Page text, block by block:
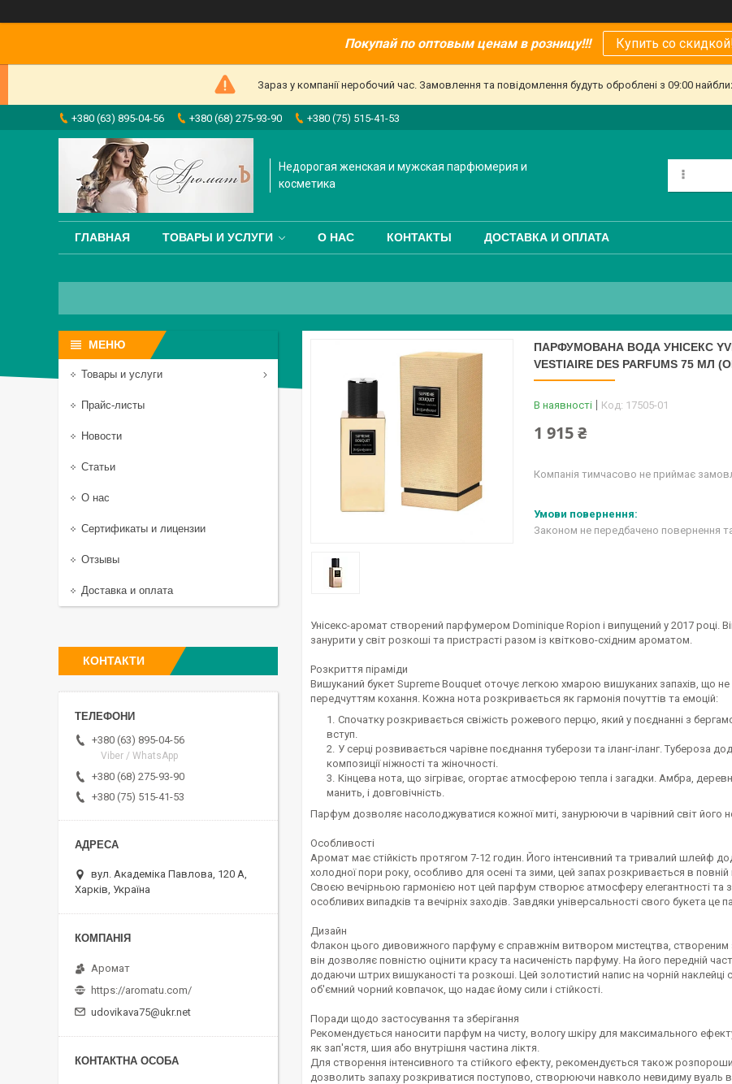
Покупай по оптовым ценам в розницу!!! Купить со
Зараз у компанії неробочий час. Замовлення та повідомлення будуть оброблені з 09:00
+380 (63) 895-04-56 +380 (68) 275-93-90 +380 (75) 515-41-53
Недорогая женская и мужская парфюмерия и
косметика
ГЛАВНАЯ ТОВАРЫ И УСЛУГИ О НАС КОНТАКТЫ ДОСТАВКА И ОПЛАТА
ПАРФУМОВАНА ВОДА УНІСЕКС
VESTIAIRE DES PARFUMS 75 МЛ
В наявності Код: 17505-01
1 915 ₴
Компанія тимчасово не приймає
Законом не передбачено повернення
Унісекс-аромат створений парфумером Dominique Ropion і випущений у 2017 році.
занурити у світ розкоші та пристрасті разом із квітково-східним ароматом.
Розкриття піраміди
Вишуканий букет Supreme Bouquet оточує легкою хмарою вишуканих запахів, що
передчуттям кохання. Кожна нота розкривається як гармонія почуттів та емоцій:
Спочатку розкривається свіжість рожевого перцю, який у поєднанні з
вступ.
У серці розвивається чарівне поєднання туберози та іланг-іланг. Тубероза
композиції ніжності та жіночності.
Кінцева нота, що зігріває, огортає атмосферою тепла і загадки. Амбра,
манить, і довговічність.
Парфум дозволяє насолоджуватися кожної миті, занурюючи в чарівний світ його
Особливості
Аромат має стійкість протягом 7-12 годин. Його інтенсивний та тривалий шлейф
холодної пори року, особливо для осені та зими, цей запах розкривається в
Своєю вечірньою гармонією нот цей парфум створює атмосферу елегантності та
особливих випадків та вечірніх заходів. Завдяки універсальності свого букета це
Дизайн
Флакон цього дивовижного парфуму є справжнім витвором мистецтва, створеним
він дозволяє повністю оцінити красу та насиченість парфуму. На його передній
додаючи штрих вишуканості та розкоші. Цей золотистий напис на чорній
об'ємний чорний ковпачок, що надає йому сили і стійкості.
Поради щодо застосування та зберігання
Рекомендується наносити парфум на чисту, вологу шкіру для максимального
як зап'ястя, шия або внутрішня частина ліктя.
Для створення інтенсивного та стійкого ефекту, рекомендується також
дозволить запаху розкриватися поступово, створюючи навколо невидиму вуаль
Товары и услуги
Прайс-листы
Новости
Статьи
О нас
Сертификаты и лицензии
Отзывы
Доставка и оплата
КОНТАКТИ
+380 (63) 895-04-56
Viber / WhatsApp
+380 (68) 275-93-90
+380 (75) 515-41-53
вул. Академіка Павлова, 120 А,
Харків, Україна
Аромат
https://aromatu.com/
udovikava75@ukr.net